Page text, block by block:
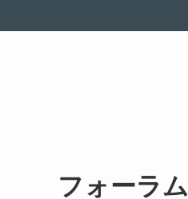
フォーラム